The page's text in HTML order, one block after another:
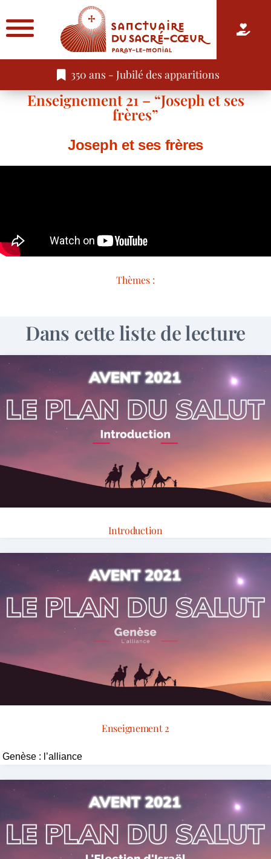
350 ans - Jubilé des apparitions
Enseignement 21 – “Joseph et ses
frères”
Joseph et ses frères
Thèmes :
Dans cette liste de lecture
Introduction
Enseignement 2
Genèse : l’alliance